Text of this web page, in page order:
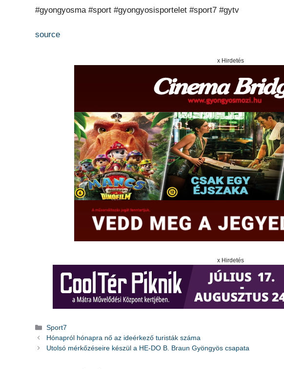
#gyongyosma #sport #gyongyosisportelet #sport7 #gytv
source
x Hirdetés
x Hirdetés
Kategória
Sport7
Hónapról hónapra nő az ideérkező turisták száma
Utolsó mérkőzéseire készül a HE-DO B. Braun Gyöngyös csapata